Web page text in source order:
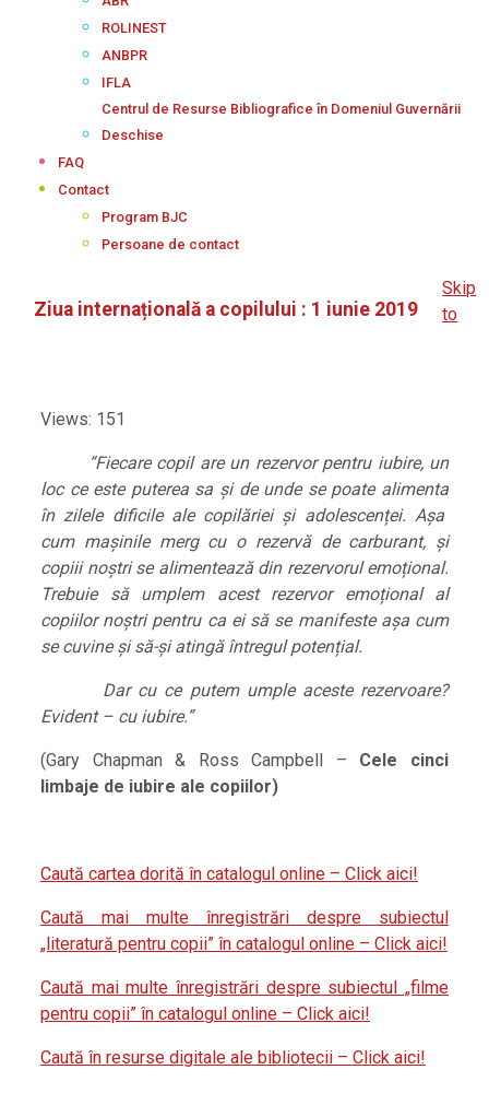
ROLINEST
ANBPR
IFLA
Centrul de Resurse Bibliografice în Domeniul Guvernării
Deschise
FAQ
Contact
Program BJC
Persoane de contact
Ziua internațională a copilului : 1 iunie 2019
Views: 151
“Fiecare copil are un rezervor pentru iubire, un
loc ce este puterea sa și de unde se poate alimenta
în zilele dificile ale copilăriei și adolescenței. Așa
cum mașinile merg cu o rezervă de carburant, și
copiii noștri se alimentează din rezervorul emoțional.
Trebuie să umplem acest rezervor emoțional al
copiilor noștri pentru ca ei să se manifeste așa cum
se cuvine și să-și atingă întregul potențial.
Dar cu ce putem umple aceste rezervoare?
Evident – cu iubire.”
(Gary Chapman & Ross Campbell – Cele cinci
limbaje de iubire ale copiilor)
Caută cartea dorită în catalogul online – Click aici!
Caută mai multe înregistrări despre subiectul
„literatură pentru copii” în catalogul online – Click aici!
Caută mai multe înregistrări despre subiectul „filme
pentru copii” în catalogul online – Click aici!
Caută în resurse digitale ale bibliotecii – Click aici!
Skip
to